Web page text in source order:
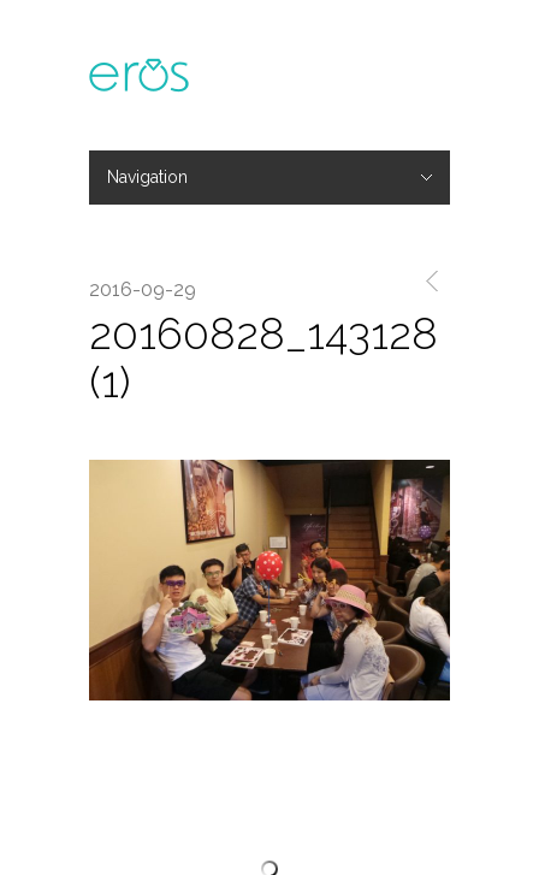
Navigation
2016-09-29
20160828_143128
(1)